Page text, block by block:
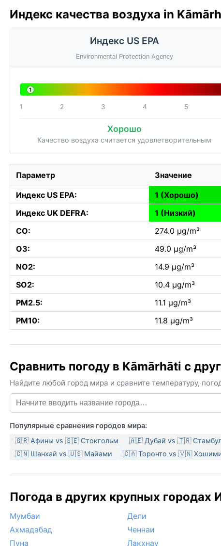
Индекс качества воздуха in
Индекс US EPA
Environmental Protection Agency
1
1 2 3 4 5
Хорошо
Качество воздуха считается удовлетворительным
Параметр Значение
Индекс US EPA:
1 (Хорошо)
Индекс UK DEFRA:
1 (Низкий)
CO:
274.0 µg/m³
O3:
49.0 µg/m³
NO2:
14.9 µg/m³
SO2:
10.4 µg/m³
PM2.5:
11.1 µg/m³
PM10:
11.8 µg/m³
Сравнить погоду в Kāmārhāti с
Найдите любой город мира и сравните температуру,
Популярные сравнения городов мира:
🇬🇷 Афины vs 🇸🇪 Стокгольм 🇦🇪 Дубай vs 🇹🇷
🇨🇳 Шанхай vs 🇺🇸 Майами
🇨🇦 Торонто vs 🇻🇳
Погода в других крупных
Мумбаи Дели
Ахмадабад
Ченнаи
Пуна
Лакхнау